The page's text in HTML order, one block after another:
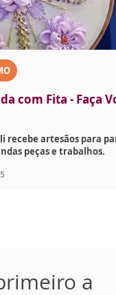
com Fita - Faça
recebe artesãos para
peças e trabalhos.
a